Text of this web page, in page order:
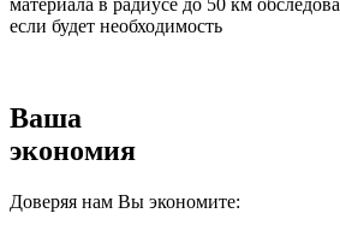
материала в радиусе до 50 км
если будет необходимость
Ваша
экономия
Доверяя нам Вы экономите: